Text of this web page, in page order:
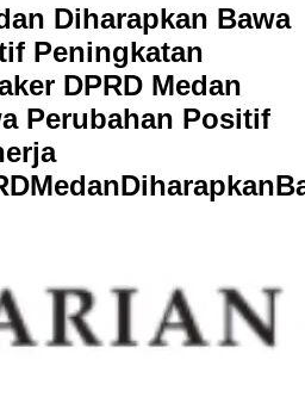
Diharapkan Bawa
Peningkatan
DPRD Medan
Perubahan Positif
DMedanDiharapkanB